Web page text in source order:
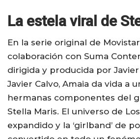
La estela viral de
En la serie original de
colaboración con Suma
dirigida y producida por
Javier Calvo, Amaia da vida a
hermanas componentes del
Stella Maris. El universo de
expandido y la ‘girlband’ de